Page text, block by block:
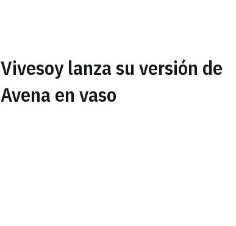
Vivesoy lanza su versión de
Avena en vaso